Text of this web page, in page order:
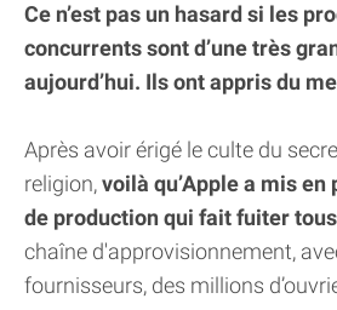
Ce n’est pas un hasard si les
concurrents sont d’une très
aujourd’hui. Ils ont appris du
Après avoir érigé le culte du
religion,voilà qu’Apple a mis
de production qui fait fuiter
chaîne d'approvisionnement,
fournisseurs, des millions